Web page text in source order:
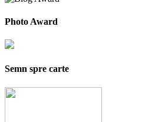
Photo Award
Semn spre carte